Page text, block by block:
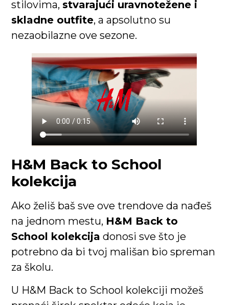
stilovima, stvarajući uravnotežene i
skladne outfite, a apsolutno su
nezaobilazne ove sezone.
H&M Back to School
kolekcija
Ako želiš baš sve ove trendove da nađeš
na jednom mestu, H&M Back to
School kolekcija donosi sve što je
potrebno da bi tvoj mališan bio spreman
za školu.
U H&M Back to School kolekciji možeš